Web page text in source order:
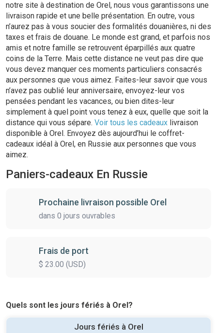
notre site à destination de Orel, nous vous garantissons une
livraison rapide et une belle présentation. En outre, vous
n’aurez pas à vous soucier des formalités douanières, ni des
taxes et frais de douane. Le monde est grand, et parfois nos
amis et notre famille se retrouvent éparpillés aux quatre
coins de la Terre. Mais cette distance ne veut pas dire que
vous devez manquer ces moments particuliers consacrés
aux personnes que vous aimez. Faites-leur savoir que vous
n’avez pas oublié leur anniversaire, envoyez-leur vos
pensées pendant les vacances, ou bien dites-leur
simplement à quel point vous tenez à eux, quelle que soit la
distance qui vous sépare. Voir tous les cadeaux livraison
disponible à Orel. Envoyez dès aujourd’hui le coffret-
cadeaux idéal à Orel, en Russie aux personnes que vous
aimez.
Paniers-cadeaux En Russie
Prochaine livraison possible Orel
dans 0 jours ouvrables
Frais de port
$ 23.00 (USD)
Quels sont les jours fériés à Orel?
Jours fériés à Orel